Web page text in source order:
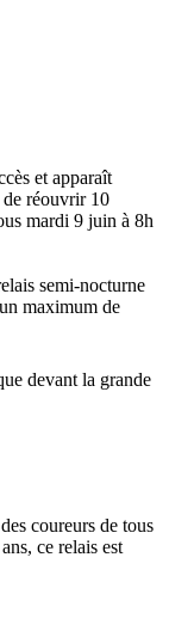
et apparaît
réouvrir 10
mardi 9 juin à 8h
semi-nocturne
maximum de
devant la grande
coureurs de tous
ce relais est